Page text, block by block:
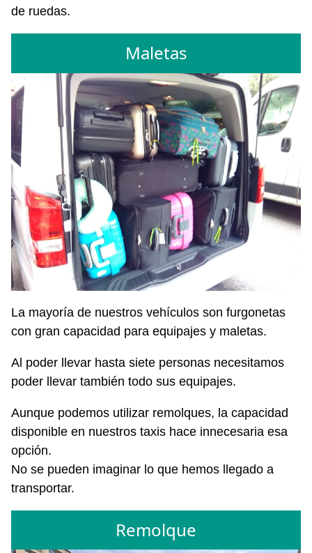
de ruedas.
Maletas
La mayoría de nuestros vehículos son furgonetas
con gran capacidad para equipajes y maletas.
Al poder llevar hasta siete personas necesitamos
poder llevar también todo sus equipajes.
Aunque podemos utilizar remolques, la capacidad
disponible en nuestros taxis hace innecesaria esa
opción.
No se pueden imaginar lo que hemos llegado a
transportar.
Remolque